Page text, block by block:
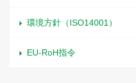
環境方針（ISO14001）
EU-RoH指令